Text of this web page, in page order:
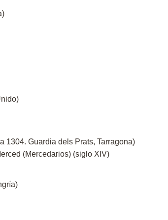
1304. Guardia dels Prats, Tarragona)
(Mercedarios) (siglo XIV)